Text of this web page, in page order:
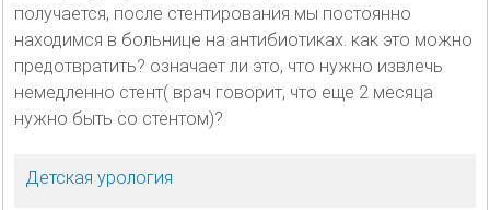
получается, после стентирования мы постоянно
находимся в больнице на антибиотиках. как это можно
предотвратить? означает ли это, что нужно извлечь
немедленно стент( врач говорит, что еще 2 месяца
нужно быть со стентом)?
Детская урология